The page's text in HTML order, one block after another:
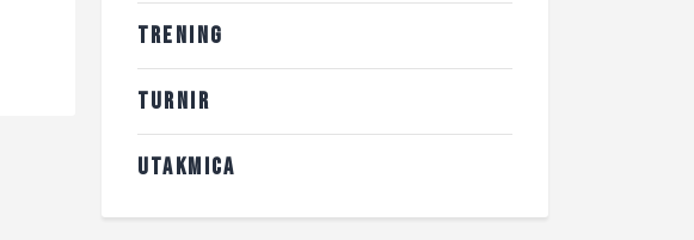
TRENING
TURNIR
UTAKMICA